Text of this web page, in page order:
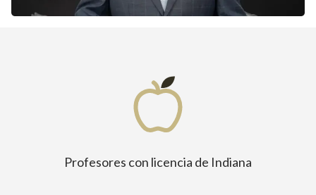
Profesores con licencia de Indiana